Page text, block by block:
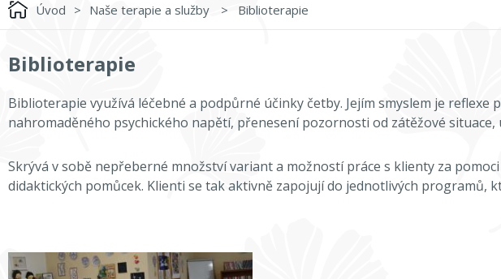
Úvod > Naše terapie a služby > Biblioterapie
Biblioterapie
Biblioterapie využívá léčebné a podpůrné účinky četby. Jejím smyslem je
nahromaděného psychického napětí, přenesení pozornosti od zátěžové situace,
Skrývá v sobě nepřeberné množství variant a možností práce s klienty za
didaktických pomůcek. Klienti se tak aktivně zapojují do jednotlivých programů,